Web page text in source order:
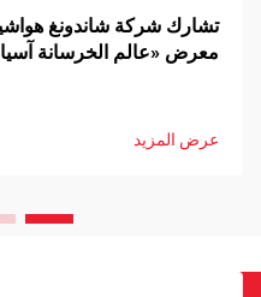
تشارك شركة شاندونغ
معرض «عالم الخرسانة آسيا ٢٠٢٥» في شنغهاي
عرض المزيد